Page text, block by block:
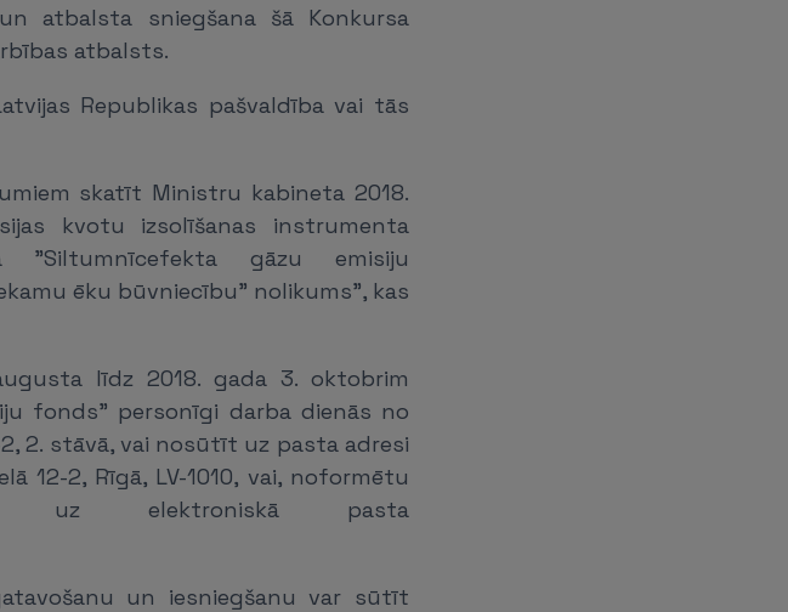
atbalsta sniegšana šā Konkursa
atbalsts.
Republikas pašvaldība vai tās
skatīt Ministru kabineta 2018.
kvotu izsolīšanas instrumenta
gāzu emisiju
ēku būvniecību" nolikums", kas
līdz 2018. gada 3. oktobrim
fonds" personīgi darba dienās no
2. stāvā, vai nosūtīt uz pasta adresi
12-2, Rīgā, LV-1010, vai, noformētu
uz elektroniskā pasta
un iesniegšanu var sūtīt